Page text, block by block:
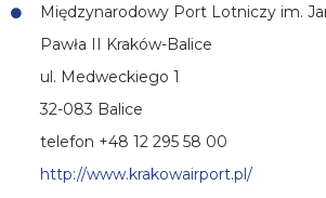
Międzynarodowy Port Lotniczy im.
Pawła II Kraków-Balice
ul. Medweckiego 1
32-083 Balice
telefon +48 12 295 58 00
http://www.krakowairport.pl/